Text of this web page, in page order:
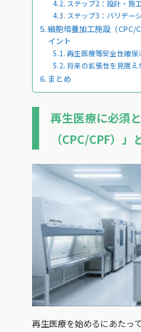
ステップ2：設計・施
ステップ3：バリデー
細胞培養加工施設（CPC/
イント
再生医療等安全性確
将来の拡張性を見据え
まとめ
再生医療に必須
（CPC/CPF）
再生医療を始めるにあたっ